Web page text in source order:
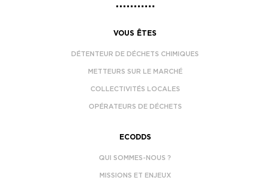
VOUS ÊTES
DÉTENTEUR DE DÉCHETS CHIMIQUES
METTEURS SUR LE MARCHÉ
COLLECTIVITÉS LOCALES
OPÉRATEURS DE DÉCHETS
ECODDS
QUI SOMMES-NOUS ?
MISSIONS ET ENJEUX